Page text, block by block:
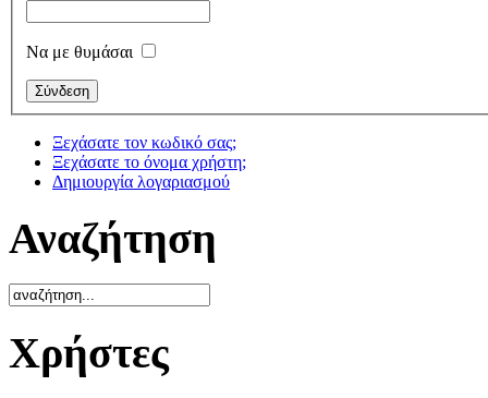
Να με θυμάσαι
Ξεχάσατε τον κωδικό σας;
Ξεχάσατε το όνομα χρήστη;
Δημιουργία λογαριασμού
Αναζήτηση
Χρήστες